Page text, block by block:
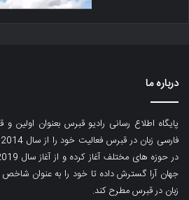
درباره ما
پایگاه اطلاع رسانی رادیو قبرس بعنوان اولین
جهان آرا گسترش داده تا خود را به عنوان
زبان در قبرس مطرح کند.